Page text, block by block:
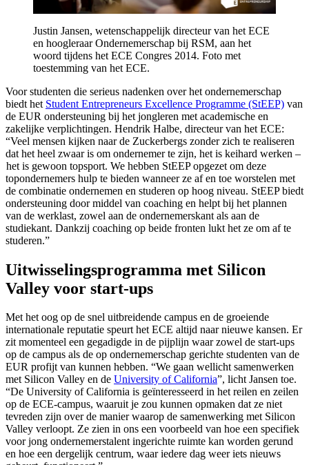
Justin Jansen, wetenschappelijk directeur van het ECE
en hoogleraar Ondernemerschap bij RSM, aan het
woord tijdens het ECE Congres 2014. Foto met
toestemming van het ECE.
Voor studenten die serieus nadenken over het ondernemerschap
biedt het Student Entrepreneurs Excellence Programme (StEEP) van
de EUR ondersteuning bij het jongleren met academische en
zakelijke verplichtingen. Hendrik Halbe, directeur van het ECE:
“Veel mensen kijken naar de Zuckerbergs zonder zich te realiseren
dat het heel zwaar is om ondernemer te zijn, het is keihard werken –
het is gewoon topsport. We hebben StEEP opgezet om deze
topondernemers hulp te bieden wanneer ze af en toe worstelen met
de combinatie ondernemen en studeren op hoog niveau. StEEP biedt
ondersteuning door middel van coaching en helpt bij het plannen
van de werklast, zowel aan de ondernemerskant als aan de
studiekant. Dankzij coaching op beide fronten lukt het ze om af te
studeren.”
Uitwisselingsprogramma met Silicon
Valley voor start-ups
Met het oog op de snel uitbreidende campus en de groeiende
internationale reputatie speurt het ECE altijd naar nieuwe kansen. Er
zit momenteel een gegadigde in de pijplijn waar zowel de start-ups
op de campus als de op ondernemerschap gerichte studenten van de
EUR profijt van kunnen hebben. “We gaan wellicht samenwerken
met Silicon Valley en de University of California”, licht Jansen toe.
“De University of California is geïnteresseerd in het reilen en zeilen
op de ECE-campus, waaruit je zou kunnen opmaken dat ze niet
tevreden zijn over de manier waarop de samenwerking met Silicon
Valley verloopt. Ze zien in ons een voorbeeld van hoe een specifiek
voor jong ondernemerstalent ingerichte ruimte kan worden gerund
en hoe een dergelijk centrum, waar iedere dag weer iets nieuws